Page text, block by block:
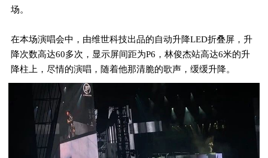
场。
在本场演唱会中，由维世科技出品的自动升降LED折叠屏，升
降次数高达60多次，显示屏间距为P6，林俊杰站高达6米的升
降柱上，尽情的演唱，随着他那清脆的歌声，缓缓升降。